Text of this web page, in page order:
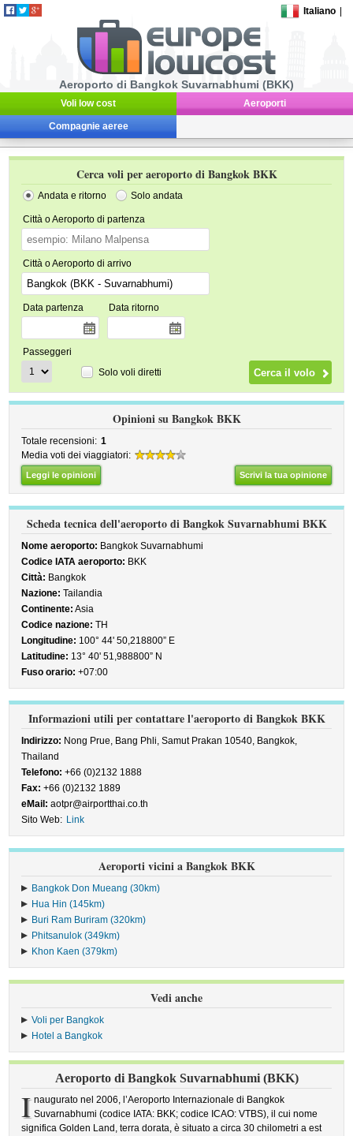
Italiano
Aeroporto di Bangkok Suvarnabhumi (BKK)
Voli low cost Aeroporti
Compagnie aeree
Cerca voli per aeroporto di Bangkok BKK
Andata e ritorno Solo andata
Città o Aeroporto di partenza
Città o Aeroporto di arrivo
Data partenza Data ritorno
Passeggeri
Solo voli diretti
Opinioni su Bangkok BKK
Totale recensioni: 1
Media voti dei viaggiatori:
Leggi le opinioni Scrivi la tua opinione
Scheda tecnica dell'aeroporto di Bangkok Suvarnabhumi BKK
Nome aeroporto: Bangkok Suvarnabhumi
Codice IATA aeroporto: BKK
Città: Bangkok
Nazione: Tailandia
Continente: Asia
Codice nazione: TH
Longitudine: 100° 44' 50,218800” E
Latitudine: 13° 40' 51,988800” N
Fuso orario: +07:00
Informazioni utili per contattare l'aeroporto di Bangkok BKK
Indirizzo: Nong Prue, Bang Phli, Samut Prakan 10540, Bangkok,
Thailand
Telefono: +66 (0)2132 1888
Fax: +66 (0)2132 1889
eMail: aotpr@airportthai.co.th
Sito Web: Link
Aeroporti vicini a Bangkok BKK
Bangkok Don Mueang (30km)
Hua Hin (145km)
Buri Ram Buriram (320km)
Phitsanulok (349km)
Khon Kaen (379km)
Vedi anche
Voli per Bangkok
Hotel a Bangkok
Aeroporto di Bangkok Suvarnabhumi (BKK)
I naugurato nel 2006, l’Aeroporto Internazionale di Bangkok
Suvarnabhumi (codice IATA: BKK; codice ICAO: VTBS), il cui nome
significa Golden Land, terra dorata, è situato a circa 30 chilometri a est